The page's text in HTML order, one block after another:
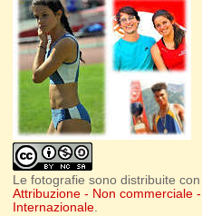
Le fotografie sono distribuite
Attribuzione - Non commerciale
Internazionale.